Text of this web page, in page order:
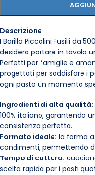
Descrizione
I Barilla Piccolini Fusilli da
desidera portare in tavola
Perfetti per famiglie e
progettati per soddisfare i
ogni pasto un momento
Ingredienti di alta qualità:
100% italiano, garantendo
consistenza perfetta.
Formato ideale: la forma
condimenti, permettendo
Tempo di cottura:
scelta rapida per i pasti